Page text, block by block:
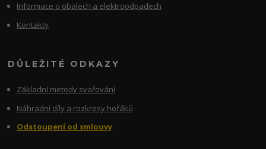
Informace o obalech a elektroodpadech
Kontakty
DŮLEŽITÉ ODKAZY
Základní metody svařování
Náhradní díly a rozkresy hořáků
Odstoupení od smlouvy